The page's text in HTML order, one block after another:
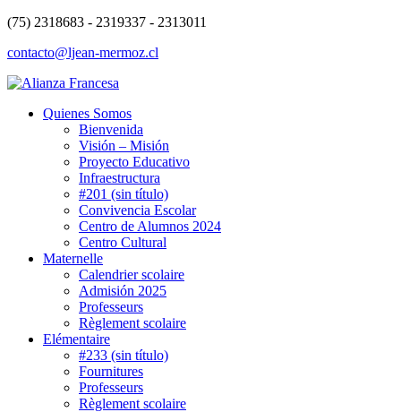
(75) 2318683 - 2319337 - 2313011
contacto@ljean-mermoz.cl
Quienes Somos
Bienvenida
Visión – Misión
Proyecto Educativo
Infraestructura
#201 (sin título)
Convivencia Escolar
Centro de Alumnos 2024
Centro Cultural
Maternelle
Calendrier scolaire
Admisión 2025
Professeurs
Règlement scolaire
Elémentaire
#233 (sin título)
Fournitures
Professeurs
Règlement scolaire